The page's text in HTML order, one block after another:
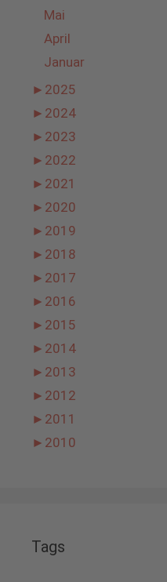
Mai
April
Januar
► 2025
► 2024
► 2023
► 2022
► 2021
► 2020
► 2019
► 2018
► 2017
► 2016
► 2015
► 2014
► 2013
► 2012
► 2011
► 2010
Tags